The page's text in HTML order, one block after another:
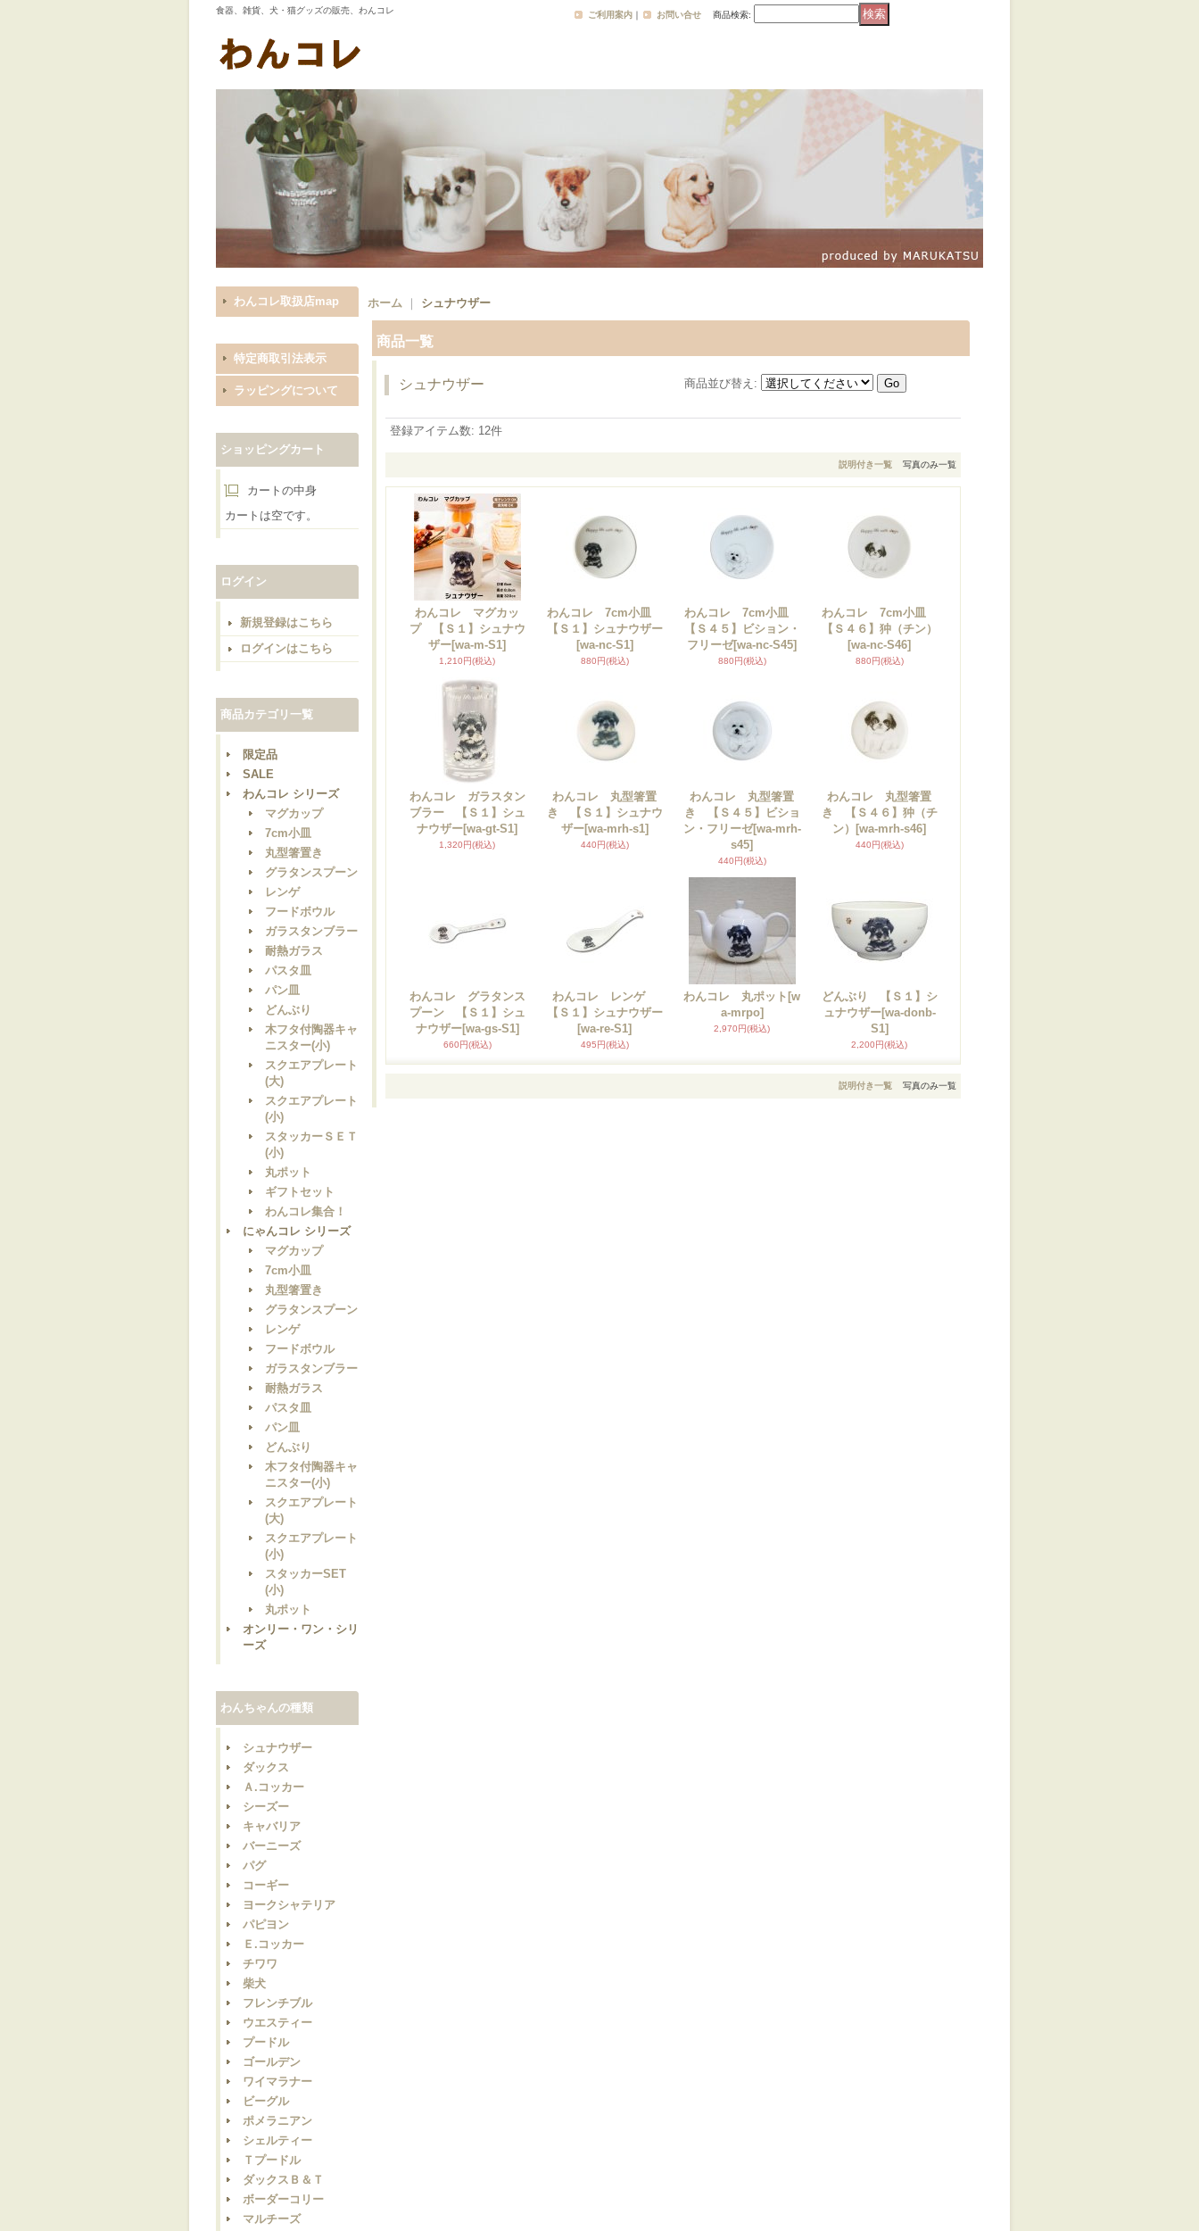
食器、雑貨、犬・猫グッズの販売、わんコレ ご利用案内 ｜ お問い合せ 商品検索:
わんコレ取扱店map
特定商取引法表示
ラッピングについて
ショッピングカート
カートの中身
カートは空です。
ログイン
新規登録はこちら
ログインはこちら
商品カテゴリ一覧
限定品
SALE
わんコレ シリーズ
マグカップ
7cm小皿
丸型箸置き
グラタンスプーン
レンゲ
フードボウル
ガラスタンブラー
耐熱ガラス
パスタ皿
パン皿
どんぶり
木フタ付陶器キャ
ニスター(小)
スクエアプレート
(大)
スクエアプレート
(小)
スタッカーＳＥＴ
(小)
丸ポット
ギフトセット
わんコレ集合！
にゃんコレ シリーズ
マグカップ
7cm小皿
丸型箸置き
グラタンスプーン
レンゲ
フードボウル
ガラスタンブラー
耐熱ガラス
パスタ皿
パン皿
どんぶり
木フタ付陶器キャ
ニスター(小)
スクエアプレート
(大)
スクエアプレート
(小)
スタッカーSET
(小)
丸ポット
オンリー・ワン・シリ
ーズ
わんちゃんの種類
シュナウザー
ダックス
Ａ.コッカー
シーズー
キャバリア
バーニーズ
パグ
コーギー
ヨークシャテリア
パピヨン
Ｅ.コッカー
チワワ
柴犬
フレンチブル
ウエスティー
プードル
ゴールデン
ワイマラナー
ビーグル
ポメラニアン
シェルティー
Ｔプードル
ダックスＢ＆Ｔ
ボーダーコリー
マルチーズ
ホーム シュナウザー
商品一覧
シュナウザー 商品並び替え :
登録アイテム数: 12件
説明付き一覧 写真のみ一覧
わんコレ マグカッ
プ 【Ｓ１】シュナウ
ザー[wa-m-S1]
1,210円(税込)
わんコレ 7cm小皿
【Ｓ１】シュナウザー
[wa-nc-S1]
880円(税込)
わんコレ 7cm小皿
【Ｓ４５】ビション・
フリーゼ[wa-nc-S45]
880円(税込)
わんコレ 7cm小皿
【Ｓ４６】狆（チン）
[wa-nc-S46]
880円(税込)
わんコレ ガラスタン
ブラー 【Ｓ１】シュ
ナウザー[wa-gt-S1]
1,320円(税込)
わんコレ 丸型箸置
き 【Ｓ１】シュナウ
ザー[wa-mrh-s1]
440円(税込)
わんコレ 丸型箸置
き 【Ｓ４５】ビショ
ン・フリーゼ[wa-mrh-
s45]
440円(税込)
わんコレ 丸型箸置
き 【Ｓ４６】狆（チ
ン）
[wa-mrh-s46]
440円(税込)
わんコレ グラタンス
プーン 【Ｓ１】シュ
ナウザー[wa-gs-S1]
660円(税込)
わんコレ レンゲ
【Ｓ１】シュナウザー
[wa-re-S1]
495円(税込)
わんコレ 丸ポット [w
a-mrpo]
2,970円(税込)
どんぶり 【Ｓ１】シ
ュナウザー[wa-donb-
S1]
2,200円(税込)
説明付き一覧 写真のみ一覧